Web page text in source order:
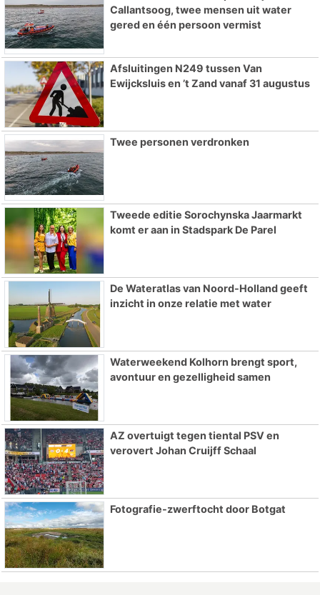
Callantsoog, twee mensen uit water
gered en één persoon vermist
Afsluitingen N249 tussen Van
Ewijcksluis en ’t Zand vanaf 31 augustus
Twee personen verdronken
Tweede editie Sorochynska Jaarmarkt
komt er aan in Stadspark De Parel
De Wateratlas van Noord-Holland geeft
inzicht in onze relatie met water
Waterweekend Kolhorn brengt sport,
avontuur en gezelligheid samen
AZ overtuigt tegen tiental PSV en
verovert Johan Cruijff Schaal
Fotografie-zwerftocht door Botgat